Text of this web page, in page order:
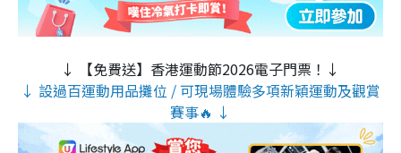
↓ 【免費送】香港運動節2026電子門票！↓
↓ 設過百運動用品攤位 / 可現場體驗多項新穎運動及觀賞
賽事🔥 ↓